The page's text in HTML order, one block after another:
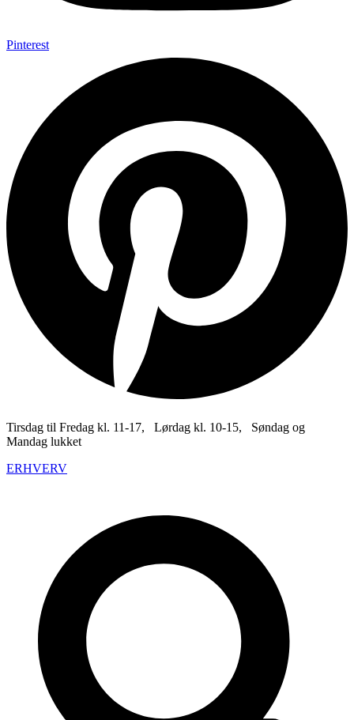
Pinterest
Tirsdag til Fredag kl. 11-17, Lørdag kl. 10-15, Søndag og
Mandag lukket
ERHVERV